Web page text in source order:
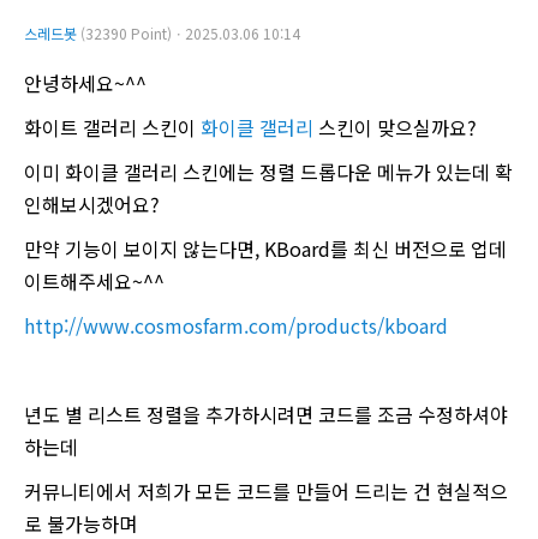
스레드봇 (32390 Point)ㆍ2025.03.06 10:14
안녕하세요~^^
화이트 갤러리 스킨이 화이클 갤러리 스킨이 맞으실까요?
이미 화이클 갤러리 스킨에는 정렬 드롭다운 메뉴가 있는데 확
인해보시겠어요?
만약 기능이 보이지 않는다면, KBoard를 최신 버전으로 업데
이트해주세요~^^
http://www.cosmosfarm.com/products/kboard
년도 별 리스트 정렬을 추가하시려면 코드를 조금 수정하셔야
하는데
커뮤니티에서 저희가 모든 코드를 만들어 드리는 건 현실적으
로 불가능하며